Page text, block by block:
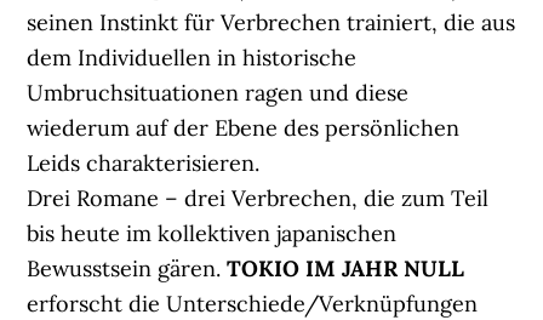
seinen Instinkt für Verbrechen trainiert, die aus
dem Individuellen in historische
Umbruchsituationen ragen und diese
wiederum auf der Ebene des persönlichen
Leids charakterisieren.
Drei Romane – drei Verbrechen, die zum Teil
bis heute im kollektiven japanischen
Bewusstsein gären.TOKIO IM JAHR NULL
erforscht die Unterschiede/Verknüpfungen